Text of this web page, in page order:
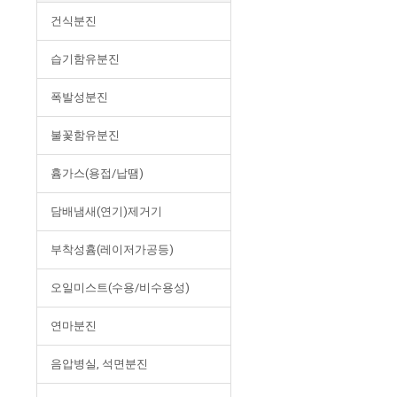
건식분진
습기함유분진
폭발성분진
불꽃함유분진
흄가스(용접/납땜)
담배냄새(연기)제거기
부착성흄(레이저가공등)
오일미스트(수용/비수용성)
연마분진
음압병실, 석면분진